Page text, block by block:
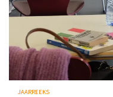
JAARREEKS